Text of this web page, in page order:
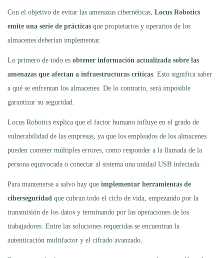
Con el objetivo de evitar las amenazas cibernéticas, Locus Robotics
emite una serie de prácticas que propietarios y operarios de los
almacenes deberían implementar.
Lo primero de todo es obtener información actualizada sobre las
amenazas que afectan a infraestructuras críticas . Esto significa saber
a qué se enfrentan los almacenes. De lo contrario, será imposible
garantizar su seguridad.
Locus Robotics explica que el factor humano influye en el grado de
vulnerabilidad de las empresas, ya que los empleados de los almacenes
pueden cometer múltiples errores, como responder a la llamada de la
persona equivocada o conectar al sistema una unidad USB infectada.
Para mantenerse a salvo hay que implementar herramientas de
ciberseguridad que cubran todo el ciclo de vida, empezando por la
transmisión de los datos y terminando por las operaciones de los
trabajadores. Entre las soluciones requeridas se encuentran la
autenticación multifactor y el cifrado avanzado.